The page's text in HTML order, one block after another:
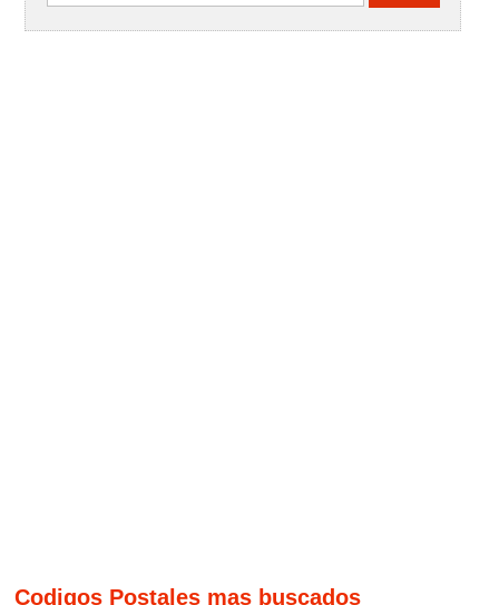
Codigos Postales mas buscados